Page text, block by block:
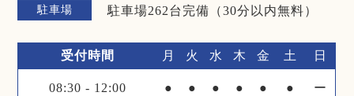
駐車場 駐車場262台完備（30分以内無料）
受付時間 月 火 水 木 金 土 日
08:30 - 12:00 ● ● ● ● ● ● ー